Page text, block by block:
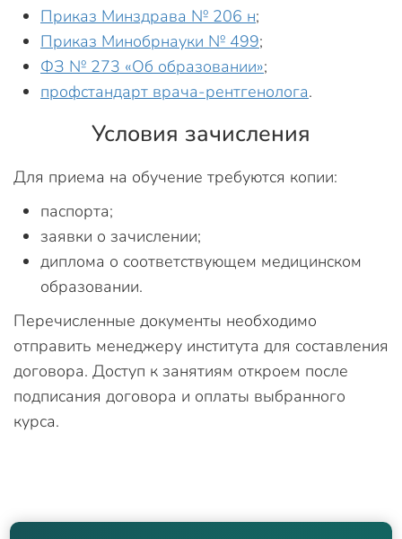
Приказ Минздрава № 206 н;
Приказ Минобрнауки № 499;
ФЗ № 273 «Об образовании»;
профстандарт врача-рентгенолога.
Условия зачисления
Для приема на обучение требуются копии:
паспорта;
заявки о зачислении;
диплома о соответствующем медицинском
образовании.
Перечисленные документы необходимо
отправить менеджеру института для составления
договора. Доступ к занятиям откроем после
подписания договора и оплаты выбранного
курса.